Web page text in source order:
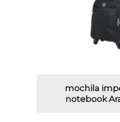
mochila
notebook